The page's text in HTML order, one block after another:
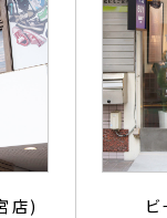
店)